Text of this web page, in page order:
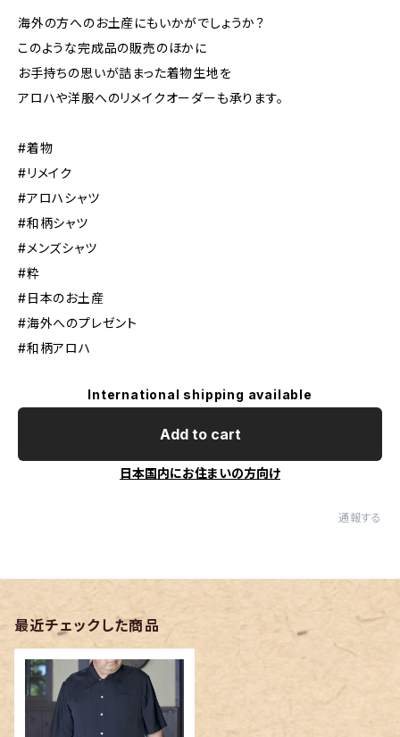
海外の方へのお土産にもいかがでしょうか？
このような完成品の販売のほかに
お手持ちの思いが詰まった着物生地を
アロハや洋服へのリメイクオーダーも承ります。
#着物
#リメイク
#アロハシャツ
#和柄シャツ
#メンズシャツ
#粋
#日本のお土産
#海外へのプレゼント
#和柄アロハ
International shipping available
Add to cart
日本国内にお住まいの方向け
通報する
最近チェックした商品